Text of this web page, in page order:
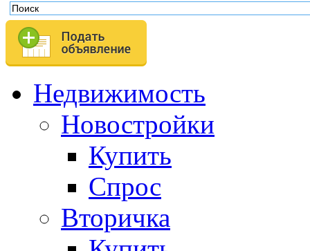
Недвижимость
Новостройки
Купить
Спрос
Вторичка